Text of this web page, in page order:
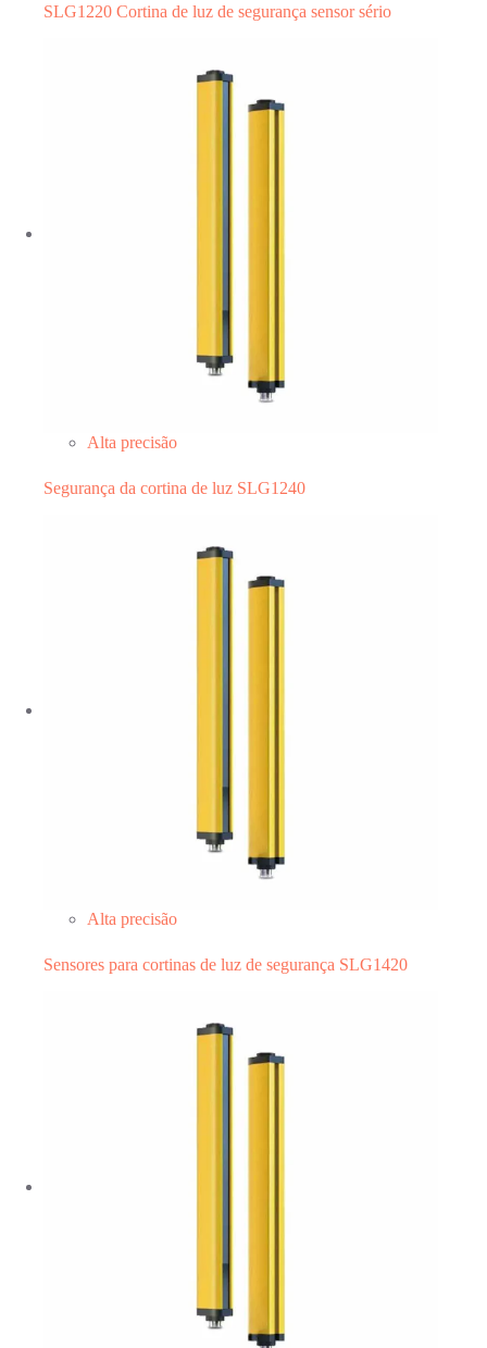
SLG1220 Cortina de luz de segurança sensor sério
Alta precisão
Segurança da cortina de luz SLG1240
Alta precisão
Sensores para cortinas de luz de segurança SLG1420